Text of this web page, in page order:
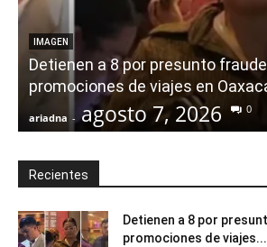
IMAGEN
Detienen a 8 por presunto
promociones de viajes en
ariadna - agosto 7, 2026 0
Recientes
Detienen a 8 por
promociones de viajes...